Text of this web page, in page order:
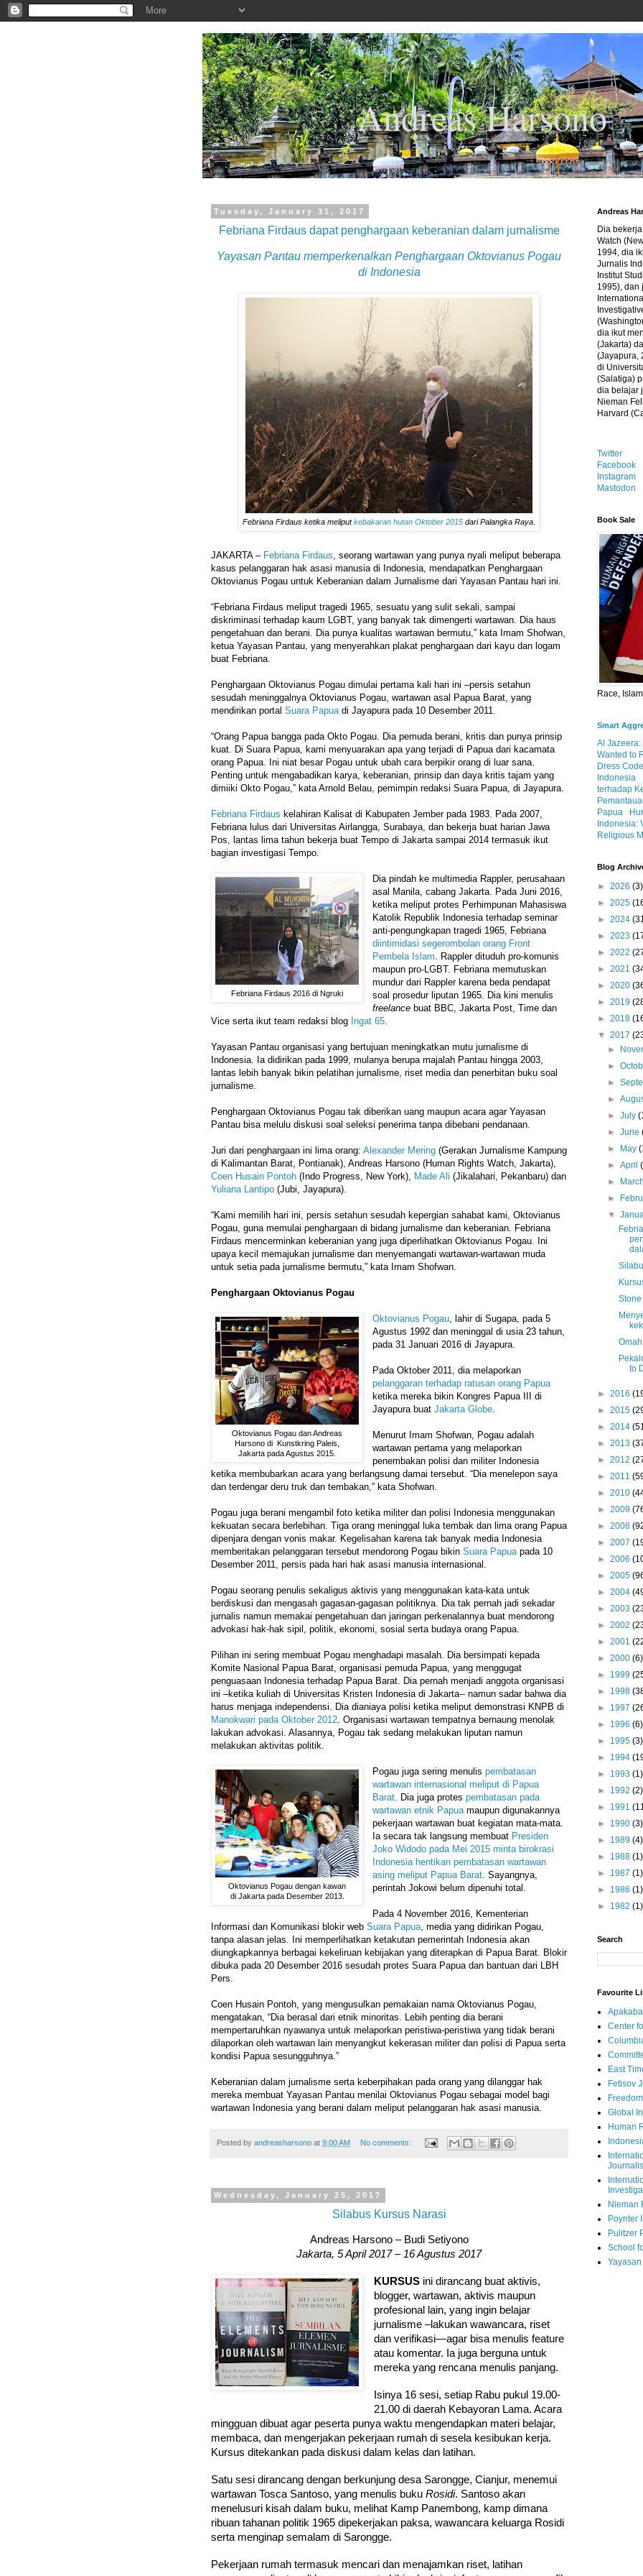
.
Andreas Harsono
Tuesday, January 31, 2017
Febriana Firdaus dapat penghargaan keberanian dalam jurnalisme
Yayasan Pantau memperkenalkan Penghargaan Oktovianus Pogau
di Indonesia
Febriana Firdaus ketika meliputkebakaran hutan Oktober 2015 dari Palangka Raya
JAKARTA – Febriana Firdaus , seorang wartawan yang punya nyali meliput beberapa
kasus pelanggaran hak asasi manusia di Indonesia, mendapatkan Penghargaan
Oktovianus Pogau untuk Keberanian dalam Jurnalisme dari Yayasan Pantau hari ini.
“Febriana Firdaus meliput tragedi 1965, sesuatu yang sulit sekali, sampai
diskriminasi terhadap kaum LGBT, yang banyak tak dimengerti wartawan. Dia haus
pengetahuan dan berani. Dia punya kualitas wartawan bermutu,” kata Imam Shofwan,
ketua Yayasan Pantau, yang menyerahkan plakat penghargaan dari kayu dan logam
buat Febriana.
Penghargaan Oktovianus Pogau dimulai pertama kali hari ini –persis setahun
sesudah meninggalnya Oktovianus Pogau, wartawan asal Papua Barat, yang
mendirikan portal Suara Papua di Jayapura pada 10 Desember 2011.
“Orang Papua bangga pada Okto Pogau. Dia pemuda berani, kritis dan punya prinsip
kuat. Di Suara Papua, kami menyuarakan apa yang terjadi di Papua dari kacamata
orang Papua. Ini niat besar Pogau untuk ubah cara berpikir orang di luar sana.
Penting untuk mengabadikan karya, keberanian, prinsip dan daya kritis tajam yang
dimiiki Okto Pogau,” kata Arnold Belau, pemimpin redaksi Suara Papua, di Jayapura.
Febriana Firdaus kelahiran Kalisat di Kabupaten Jember pada 1983. Pada 2007,
Febriana lulus dari Universitas Airlangga, Surabaya, dan bekerja buat harian Jawa
Pos, lantas lima tahun bekerja buat Tempo di Jakarta sampai 2014 termasuk ikut
bagian investigasi Tempo.
Febriana Firdaus 2016 di Ngruki
Dia pindah ke multimedia Rappler, perusahaan
asal Manila, cabang Jakarta. Pada Juni 2016,
ketika meliput protes Perhimpunan Mahasiswa
Katolik Republik Indonesia terhadap seminar
anti-pengungkapan tragedi 1965, Febriana
diintimidasi segerombolan orang Front
Pembela Islam . Rappler dituduh pro-komunis
maupun pro-LGBT. Febriana memutuskan
mundur dari Rappler karena beda pendapat
soal prosedur liputan 1965. Dia kini menulis
freelance buat BBC, Jakarta Post, Time dan
Vice serta ikut team redaksi blog Ingat 65
Yayasan Pantau organisasi yang bertujuan meningkatkan mutu jurnalisme di
Indonesia. Ia didirikan pada 1999, mulanya berupa majalah Pantau hingga 2003,
lantas lebih banyak bikin pelatihan jurnalisme, riset media dan penerbitan buku soal
jurnalisme.
Penghargaan Oktovianus Pogau tak diberikan uang maupun acara agar Yayasan
Pantau bisa melulu diskusi soal seleksi penerima tanpa dibebani pendanaan.
Juri dari penghargaan ini lima orang: Alexander Mering (Gerakan Jurnalisme Kampung
di Kalimantan Barat, Pontianak), Andreas Harsono (Human Rights Watch, Jakarta),
Coen Husain Pontoh (Indo Progress, New York), Made Ali (Jikalahari, Pekanbaru) dan
Yuliana Lantipo (Jubi, Jayapura).
“Kami memilih hari ini, persis setahun sesudah kepergian sahabat kami, Oktovianus
Pogau, guna memulai penghargaan di bidang jurnalisme dan keberanian. Febriana
Firdaus mencerminkan keberanian yang juga diperlihatkan Oktovianus Pogau. Ini
upaya kecil memajukan jurnalisme dan menyemangati wartawan-wartawan muda
untuk setia pada jurnalisme bermutu,” kata Imam Shofwan.
Penghargaan Oktovianus Pogau
Oktovianus Pogau dan Andreas
Harsono di Kunstkring Paleis,
Jakarta pada Agustus 2015.
Oktovianus Pogau , lahir di Sugapa, pada 5
Agustus 1992 dan meninggal di usia 23 tahun,
pada 31 Januari 2016 di Jayapura.
Pada Oktober 2011, dia melaporkan
pelanggaran terhadap ratusan orang Papua
ketika mereka bikin Kongres Papua III di
Jayapura buatJakarta Globe
Menurut Imam Shofwan, Pogau adalah
wartawan pertama yang melaporkan
penembakan polisi dan militer Indonesia
ketika membubarkan acara yang berlangsung damai tersebut. “Dia menelepon saya
dan terdengar deru truk dan tembakan,” kata Shofwan.
Pogau juga berani mengambil foto ketika militer dan polisi Indonesia menggunakan
kekuatan secara berlebihan. Tiga orang meninggal luka tembak dan lima orang Papua
dipenjara dengan vonis makar. Kegelisahan karena tak banyak media Indonesia
memberitakan pelanggaran tersebut mendorong Pogau bikin Suara Papua pada 10
Desember 2011, persis pada hari hak asasi manusia internasional.
Pogau seorang penulis sekaligus aktivis yang menggunakan kata-kata untuk
berdiskusi dan mengasah gagasan-gagasan politiknya. Dia tak pernah jadi sekadar
jurnalis namun memakai pengetahuan dan jaringan perkenalannya buat mendorong
advokasi hak-hak sipil, politik, ekonomi, sosial serta budaya orang Papua.
Pilihan ini sering membuat Pogau menghadapi masalah. Dia bersimpati kepada
Komite Nasional Papua Barat, organisasi pemuda Papua, yang menggugat
penguasaan Indonesia terhadap Papua Barat. Dia pernah menjadi anggota organisasi
ini –ketika kuliah di Universitas Kristen Indonesia di Jakarta-- namun sadar bahwa dia
harus menjaga independensi. Dia dianiaya polisi ketika meliput demonstrasi KNPB di
Manokwari pada Oktober 2012 . Organisasi wartawan tempatnya bernaung menolak
lakukan advokasi. Alasannya, Pogau tak sedang melakukan liputan namun
melakukan aktivitas politik.
Oktovianus Pogau dengan kawan
di Jakarta pada Desember 2013.
Pogau juga sering menulispembatasan
wartawan internasional meliput di Papua
Barat . Dia juga protespembatasan pada
wartawan etnik Papua maupun digunakannya
pekerjaan wartawan buat kegiatan mata-mata.
Ia secara tak langsung membuat Presiden
Joko Widodo pada Mei 2015 minta birokrasi
Indonesia hentikan pembatasan wartawan
asing meliput Papua Barat . Sayangnya,
perintah Jokowi belum dipenuhi total.
Pada 4 November 2016, Kementerian
Informasi dan Komunikasi blokir web Suara Papua , media yang didirikan Pogau,
tanpa alasan jelas. Ini memperlihatkan ketakutan pemerintah Indonesia akan
diungkapkannya berbagai kekeliruan kebijakan yang diterapkan di Papua Barat. Blokir
dibuka pada 20 Desember 2016 sesudah protes Suara Papua dan bantuan dari LBH
Pers.
Coen Husain Pontoh, yang mengusulkan pemakaian nama Oktovianus Pogau,
mengatakan, “Dia berasal dari etnik minoritas. Lebih penting dia berani
mempertaruhkan nyawanya untuk melaporkan peristiwa-peristiwa yang tidak berani
dilaporkan oleh wartawan lain menyangkut kekerasan militer dan polisi di Papua serta
kondisi Papua sesungguhnya.”
Keberanian dalam jurnalisme serta keberpihakan pada orang yang dilanggar hak
mereka membuat Yayasan Pantau menilai Oktovianus Pogau sebagai model bagi
wartawan Indonesia yang berani dalam meliput pelanggaran hak asasi manusia.
Posted by andreasharsono at 9:00 AM No comments:
Wednesday, January 25, 2017
Silabus Kursus Narasi
Andreas Harsono – Budi Setiyono
Jakarta, 5 April 2017 – 16 Agustus 2017
KURSUSini dirancang buat aktivis,
blogger, wartawan, aktivis maupun
profesional lain, yang ingin belajar
jurnalisme –lakukan wawancara, riset
dan verifikasi—agar bisa menulis feature
atau komentar. Ia juga berguna untuk
mereka yang rencana menulis panjang.
Isinya 16 sesi, setiap Rabu pukul 19.00-
21.00 di daerah Kebayoran Lama. Acara
mingguan dibuat agar peserta punya waktu mengendapkan materi belajar,
membaca, dan mengerjakan pekerjaan rumah di sesela kesibukan kerja.
Kursus ditekankan pada diskusi dalam kelas dan latihan.
Satu sesi dirancang dengan berkunjung desa Sarongge, Cianjur, menemui
wartawan Tosca Santoso, yang menulis buku Rosidi. Santoso akan
menelusuri kisah dalam buku, melihat Kamp Panembong, kamp dimana
ribuan tahanan politik 1965 dipekerjakan paksa, wawancara keluarga Rosidi
serta menginap semalam di Sarongge.
Pekerjaan rumah termasuk mencari dan menajamkan riset, latihan
Andreas
Dia
Watch
1994, dia
Jurnalis
Institut
1995), dan
dia ikut
(Jakarta)
(Jayapura,
di
(Salatiga)
dia belajar
Nieman
Harvard
Twitter
Facebook
Instagram
Mastodon
Book Sale
Race,
Smart
Al Jazeera:
Wanted to
Dress
Indonesia
terhadap
Papua
Indonesia:
Religious
Blog
► 2026 (3)
► 2025
► 2024
► 2023
► 2022
► 2021
► 2020
► 2019
► 2018
▼ 2017
►
►
►
►
►July
►June
►
May
►April
►
►
▼
to
► 2016
► 2015
► 2014
► 2013
► 2012
► 2011
► 2010
► 2009
► 2008
► 2007
► 2006
► 2005
► 2004
► 2003
► 2002
► 2001
► 2000 (6)
► 1999
► 1998
► 1997
► 1996 (6)
► 1995 (3)
► 1994
► 1993 (1)
► 1992 (2)
► 1991
► 1990 (3)
► 1989 (4)
► 1988 (1)
► 1987 (1)
► 1986 (1)
► 1982 (1)
Search
Favourite
Center
East
Fetisov
Global
Human
Nieman
Poynter
Pulitzer
School